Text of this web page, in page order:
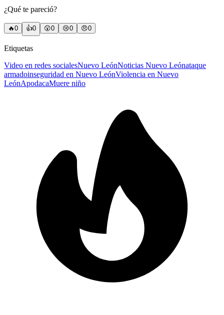
¿Qué te pareció?
🔥0 👍0 😲0 😢0 😠0
Etiquetas
Video en redes socialesNuevo LeónNoticias Nuevo Leónataque
armadoinseguridad en Nuevo LeónViolencia en Nuevo
LeónApodacaMuere niño